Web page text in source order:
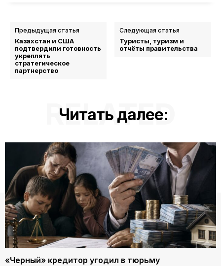
Предыдущая статья
Казахстан и США
подтвердили готовность
укреплять
стратегическое
партнерство
Следующая статья
Туристы, туризм и
отчёты правительства
Читать далее:
RELATED
«Черный» кредитор угодил в тюрьму